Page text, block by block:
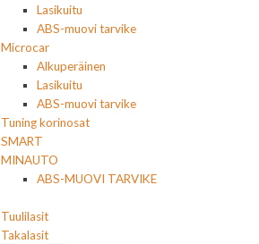
Lasikuitu
ABS-muovi tarvike
Microcar
Alkuperäinen
Lasikuitu
ABS-muovi tarvike
Tuning korinosat
SMART
MINAUTO
ABS-MUOVI TARVIKE
Tuulilasit
Takalasit